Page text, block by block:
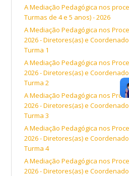
A Mediação Pedagógica nos
Turmas de 4 e 5 anos) - 2026
A Mediação Pedagógica nos
2026 - Diretores(as) e
Turma 1
A Mediação Pedagógica nos
2026 - Diretores(as) e
Turma 2
A Mediação Pedagógica nos
2026 - Diretores(as) e
Turma 3
A Mediação Pedagógica nos
2026 - Diretores(as) e
Turma 4
A Mediação Pedagógica nos
2026 - Diretores(as) e